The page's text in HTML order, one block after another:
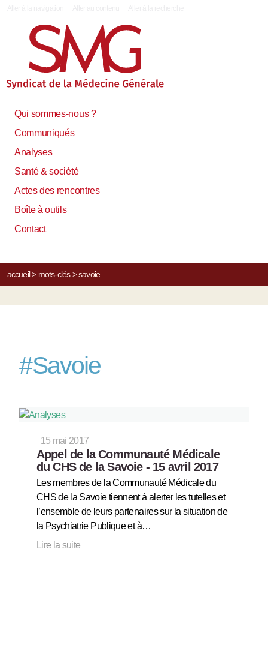
Qui sommes-nous ?
Communiqués
Analyses
Santé & société
Actes des rencontres
Boîte à outils
Contact
accueil> mots-clés> savoie
#Savoie
15 mai 2017
Appel de la Communauté Médicale
du CHS de la Savoie - 15 avril 2017
Les membres de la Communauté Médicale du
CHS de la Savoie tiennent à alerter les tutelles et
l’ensemble de leurs partenaires sur la situation de
la Psychiatrie Publique et à…
Lire la suite